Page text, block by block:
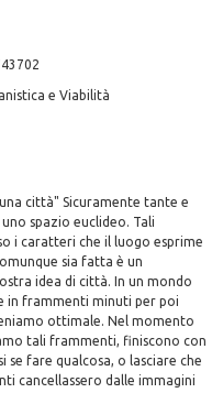
e Viabilità
città" Sicuramente tante e
spazio euclideo. Tali
i caratteri che il luogo esprime
sia fatta è un
idea di città. In un mondo
in frammenti minuti per poi
ottimale. Nel momento
tali frammenti, finiscono con
fare qualcosa, o lasciare che
cancellassero dalle immagini